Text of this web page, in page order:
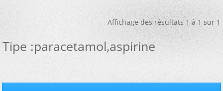
Affichage des résultats 1 à 1 sur 1
Tipe :paracetamol,aspirine